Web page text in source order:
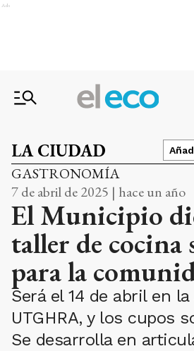
Ads
LA CIUDAD
GASTRONOMÍA
7 de abril de 2025 | hace un año
El Municipio
taller de
para la
Será el 14 de abril en la
UTGHRA, y los cupos
Se desarrolla en